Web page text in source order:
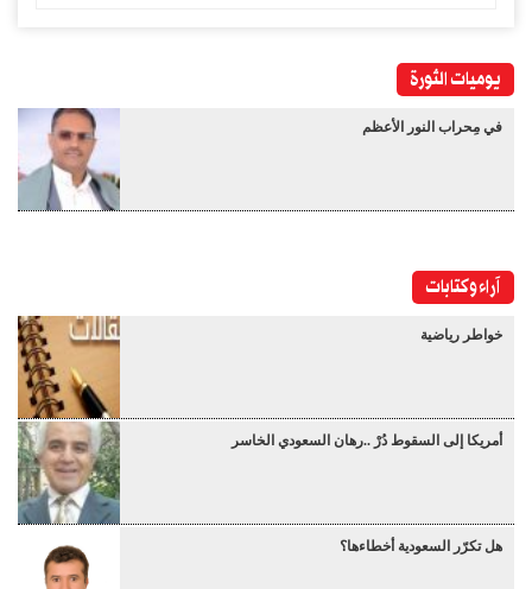
يوميات الثورة
في مِحراب النور الأعظم
آراء وكتابات
خواطر رياضية
أمريكا إلى السقوط دُرْ ..رهان السعودي الخاسر
هل تكرّر السعودية أخطاءها؟